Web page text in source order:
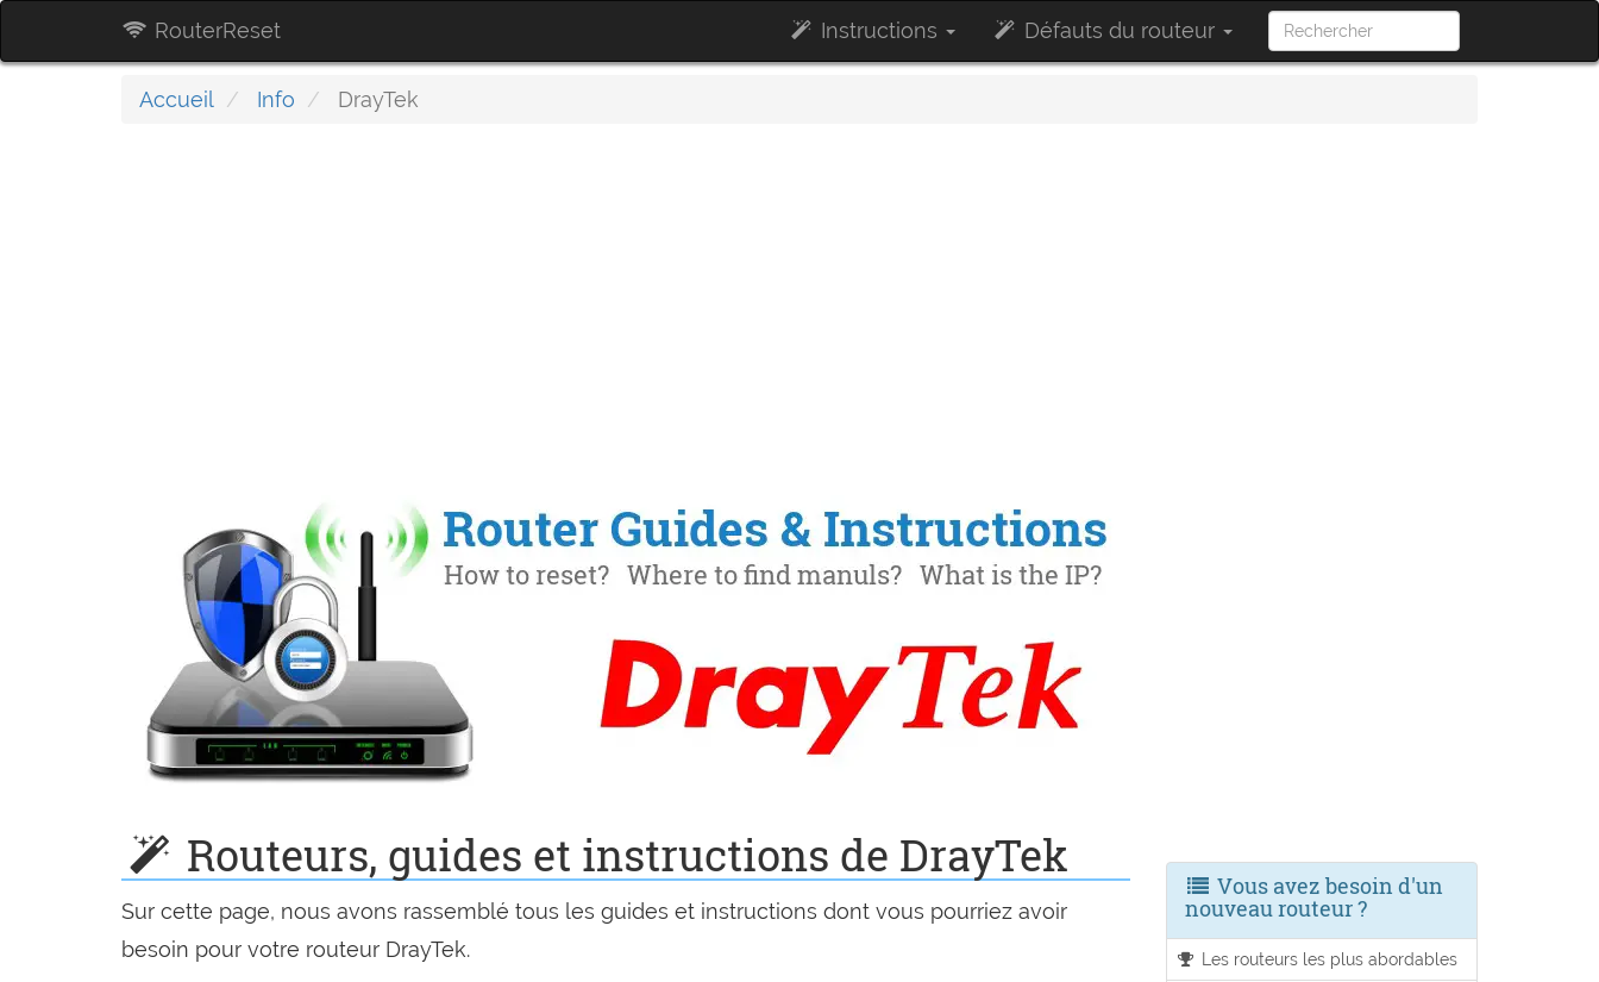
RouterReset Instructions Défauts du routeur
Accueil Info DrayTek
Routeurs, guides et instructions de DrayTek
Sur cette page, nous avons rassemblé tous les guides et instructions dont vous pourriez avoir
besoin pour votre routeur DrayTek.
Vous avez besoin d'un
nouveau routeur ?
Les routeurs les plus abordables